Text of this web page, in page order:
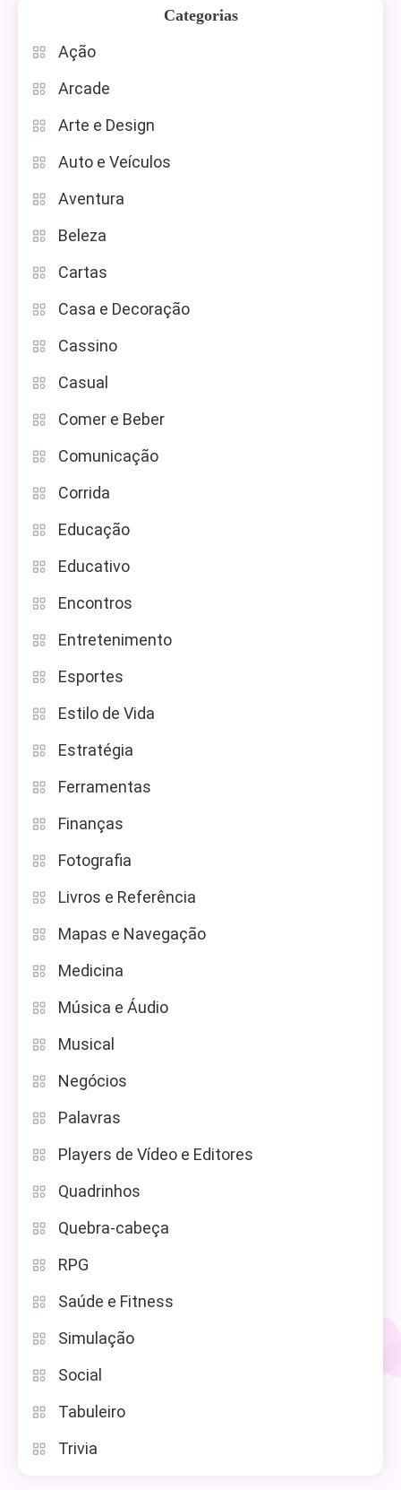
Categorias
Ação
Arcade
Arte e Design
Auto e Veículos
Aventura
Beleza
Cartas
Casa e Decoração
Cassino
Casual
Comer e Beber
Comunicação
Corrida
Educação
Educativo
Encontros
Entretenimento
Esportes
Estilo de Vida
Estratégia
Ferramentas
Finanças
Fotografia
Livros e Referência
Mapas e Navegação
Medicina
Música e Áudio
Musical
Negócios
Palavras
Players de Vídeo e Editores
Quadrinhos
Quebra-cabeça
RPG
Saúde e Fitness
Simulação
Social
Tabuleiro
Trivia